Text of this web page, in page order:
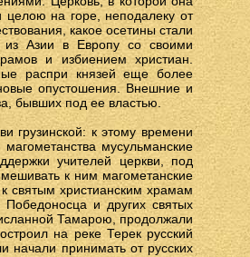
целою на горе, неподалеку от
какое осетины стали
из Азии в Европу со своими
и избиением христиан.
распри князей еще более
опустошения. Внешние и
бывших под ее властью.
грузинской: к этому времени
мусульманские
учителей церкви, под
к ним магометанские
святым христианским храмам
и других святых
Тамарою, продолжали
на реке Терек русский
начали принимать от русских